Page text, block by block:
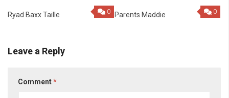
0
Ryad Baxx Taille 0
Parents Maddie
Leave a Reply
Comment*